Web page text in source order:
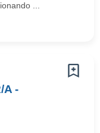
...
A -